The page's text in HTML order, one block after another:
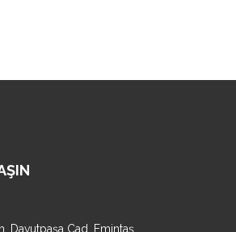
Davutpaşa Cad. Emintaş